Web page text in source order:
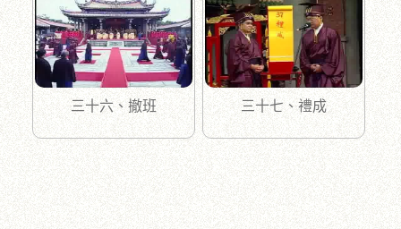
三十六、撤班 三十七、禮成